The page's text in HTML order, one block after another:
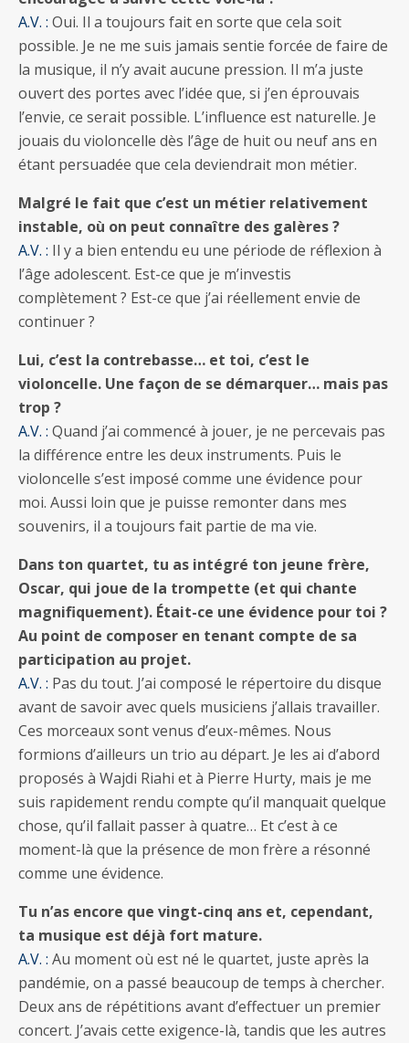
A.V. : Oui. Il a toujours fait en sorte que cela soit
possible. Je ne me suis jamais sentie forcée de faire de
la musique, il n’y avait aucune pression. Il m’a juste
ouvert des portes avec l’idée que, si j’en éprouvais
l’envie, ce serait possible. L’influence est naturelle. Je
jouais du violoncelle dès l’âge de huit ou neuf ans en
étant persuadée que cela deviendrait mon métier.
Malgré le fait que c’est un métier relativement
instable, où on peut connaître des galères ?
A.V. : Il y a bien entendu eu une période de réflexion à
l’âge adolescent. Est-ce que je m’investis
complètement ? Est-ce que j’ai réellement envie de
continuer ?
Lui, c’est la contrebasse… et toi, c’est le
violoncelle. Une façon de se démarquer… mais pas
trop ?
A.V. : Quand j’ai commencé à jouer, je ne percevais pas
la différence entre les deux instruments. Puis le
violoncelle s’est imposé comme une évidence pour
moi. Aussi loin que je puisse remonter dans mes
souvenirs, il a toujours fait partie de ma vie.
Dans ton quartet, tu as intégré ton jeune frère,
Oscar, qui joue de la trompette (et qui chante
magnifiquement). Était-ce une évidence pour toi ?
Au point de composer en tenant compte de sa
participation au projet.
A.V. : Pas du tout. J’ai composé le répertoire du disque
avant de savoir avec quels musiciens j’allais travailler.
Ces morceaux sont venus d’eux-mêmes. Nous
formions d’ailleurs un trio au départ. Je les ai d’abord
proposés à Wajdi Riahi et à Pierre Hurty, mais je me
suis rapidement rendu compte qu’il manquait quelque
chose, qu’il fallait passer à quatre… Et c’est à ce
moment-là que la présence de mon frère a résonné
comme une évidence.
Tu n’as encore que vingt-cinq ans et, cependant,
ta musique est déjà fort mature.
A.V. : Au moment où est né le quartet, juste après la
pandémie, on a passé beaucoup de temps à chercher.
Deux ans de répétitions avant d’effectuer un premier
concert. J’avais cette exigence-là, tandis que les autres